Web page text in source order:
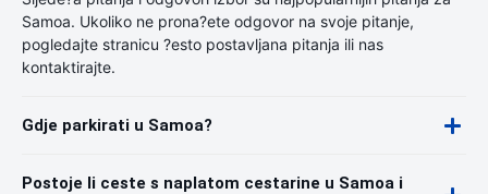
Samoa. Ukoliko ne prona?ete odgovor na svoje pitanje,
pogledajte stranicu ?esto postavljana pitanja ili nas
kontaktirajte.
Gdje parkirati u Samoa?
Postoje li ceste s naplatom cestarine u Samoa i